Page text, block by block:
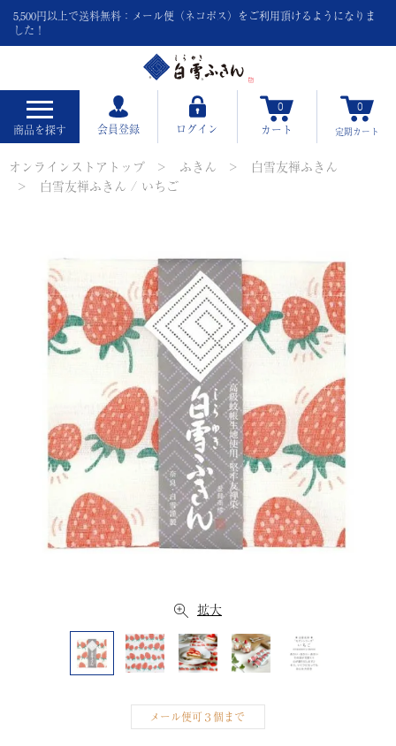
5,500円以上で送料無料：メール便（ネコポス）をご利用頂けるようになりま
した！
商品を探す 会員登録 ログイン
0
カート
0
定期カート
オンラインストアトップ ふきん
白雪友禅ふきん
白雪友禅ふきん / いちご
拡大
メール便可３個まで